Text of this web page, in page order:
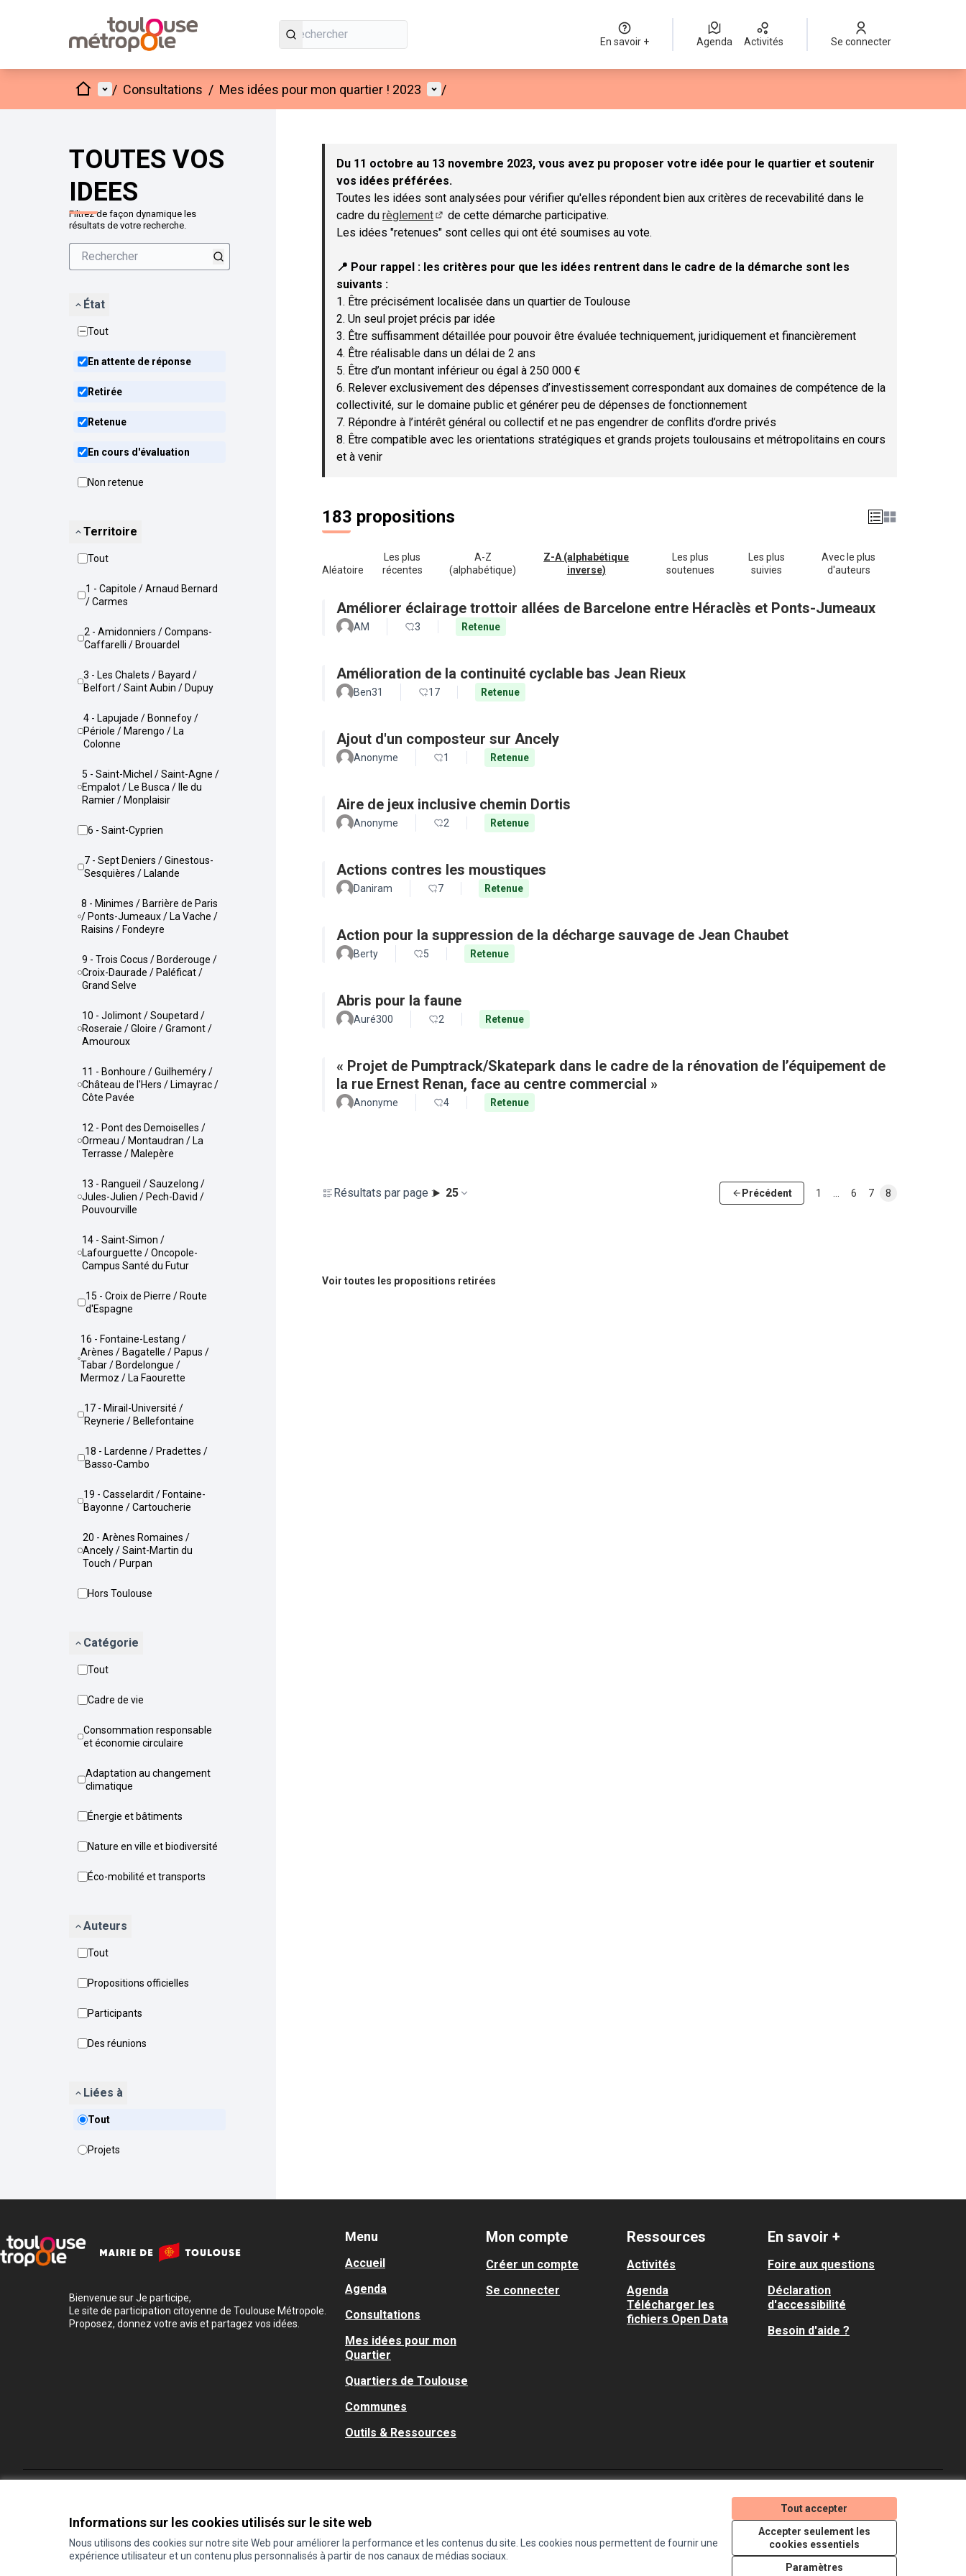
Informations sur les cookies utilisés sur le site web
Nous utilisons des cookies sur notre site Web pour améliorer la performance et les contenus du site. Les cookies nous permettent de fournir une
expérience utilisateur et un contenu plus personnalisés à partir de nos canaux de médias sociaux.
Tout accepter
Accepter seulement les
cookies essentiels
Paramètres
En savoir + Agenda Activités Se connecter
AccueilMenu principal
/ Consultations / Mes idées pour mon quartier ! 2023 Menu utilisateur
/
TOUTES VOS
IDEES
Filtrez de façon dynamique les
résultats de votre recherche.
État
Tout
En attente de réponse
Retirée
Retenue
En cours d'évaluation
Non retenue
Territoire
Tout
1 - Capitole / Arnaud Bernard
/ Carmes
2 - Amidonniers / Compans-
Caffarelli / Brouardel
3 - Les Chalets / Bayard /
Belfort / Saint Aubin / Dupuy
4 - Lapujade / Bonnefoy /
Périole / Marengo / La
Colonne
5 - Saint-Michel / Saint-Agne /
Empalot / Le Busca / Ile du
Ramier / Monplaisir
6 - Saint-Cyprien
7 - Sept Deniers / Ginestous-
Sesquières / Lalande
8 - Minimes / Barrière de Paris
/ Ponts-Jumeaux / La Vache /
Raisins / Fondeyre
9 - Trois Cocus / Borderouge /
Croix-Daurade / Paléficat /
Grand Selve
10 - Jolimont / Soupetard /
Roseraie / Gloire / Gramont /
Amouroux
11 - Bonhoure / Guilheméry /
Château de l'Hers / Limayrac /
Côte Pavée
12 - Pont des Demoiselles /
Ormeau / Montaudran / La
Terrasse / Malepère
13 - Rangueil / Sauzelong /
Jules-Julien / Pech-David /
Pouvourville
14 - Saint-Simon /
Lafourguette / Oncopole-
Campus Santé du Futur
15 - Croix de Pierre / Route
d'Espagne
16 - Fontaine-Lestang /
Arènes / Bagatelle / Papus /
Tabar / Bordelongue /
Mermoz / La Faourette
17 - Mirail-Université /
Reynerie / Bellefontaine
18 - Lardenne / Pradettes /
Basso-Cambo
19 - Casselardit / Fontaine-
Bayonne / Cartoucherie
20 - Arènes Romaines /
Ancely / Saint-Martin du
Touch / Purpan
Hors Toulouse
Catégorie
Tout
Cadre de vie
Consommation responsable
et économie circulaire
Adaptation au changement
climatique
Énergie et bâtiments
Nature en ville et biodiversité
Éco-mobilité et transports
Auteurs
Tout
Propositions officielles
Participants
Des réunions
Liées à
Tout
Projets
Passer la carte
Du 11 octobre au 13 novembre 2023, vous avez pu proposer votre idée pour le quartier et soutenir
vos idées préférées.
Toutes les idées sont analysées pour vérifier qu'elles répondent bien aux critères de recevabilité dans le
cadre du règlement
(Lien externe)
de cette démarche participative.
Les idées "retenues" sont celles qui ont été soumises au vote.
📍 Pour rappel : les critères pour que les idées rentrent dans le cadre de la démarche sont les
suivants :
1. Être précisément localisée dans un quartier de Toulouse
2. Un seul projet précis par idée
3. Être suffisamment détaillée pour pouvoir être évaluée techniquement, juridiquement et financièrement
4. Être réalisable dans un délai de 2 ans
5. Être d’un montant inférieur ou égal à 250 000 €
6. Relever exclusivement des dépenses d’investissement correspondant aux domaines de compétence de la
collectivité, sur le domaine public et générer peu de dépenses de fonctionnement
7. Répondre à l’intérêt général ou collectif et ne pas engendrer de conflits d’ordre privés
8. Être compatible avec les orientations stratégiques et grands projets toulousains et métropolitains en cours
et à venir
183 propositions
Aléatoire
Les plus
récentes
A-Z
(alphabétique)
Z-A (alphabétique
inverse)
Les plus
soutenues
Les plus
suivies
Avec le plus
d'auteurs
Améliorer éclairage trottoir allées de Barcelone entre Héraclès et Ponts-Jumeaux
AM 3 Retenue
Amélioration de la continuité cyclable bas Jean Rieux
Ben31 17 Retenue
Ajout d'un composteur sur Ancely
Anonyme 1 Retenue
Aire de jeux inclusive chemin Dortis
Anonyme 2 Retenue
Actions contres les moustiques
Daniram 7 Retenue
Action pour la suppression de la décharge sauvage de Jean Chaubet
Berty 5 Retenue
Abris pour la faune
Auré300 2 Retenue
« Projet de Pumptrack/Skatepark dans le cadre de la rénovation de l’équipement de
la rue Ernest Renan, face au centre commercial »
Anonyme 4 Retenue
Résultats par page : 25 Précédent 1 6 7 8
Voir toutes les propositions retirées
Bienvenue sur Je participe,
Le site de participation citoyenne de Toulouse Métropole.
Proposez, donnez votre avis et partagez vos idées.
Menu
Accueil
Agenda
Consultations
Mes idées pour mon
Quartier
Quartiers de Toulouse
Communes
Outils & Ressources
Mon compte
Créer un compte
Se connecter
Ressources
Activités
Agenda
Télécharger les
fichiers Open Data
En savoir +
Foire aux questions
Déclaration
d'accessibilité
Besoin d'aide ?
(Lien externe)
(Lien externe)
(Lien externe)
Licence Creative
(Lien externe)